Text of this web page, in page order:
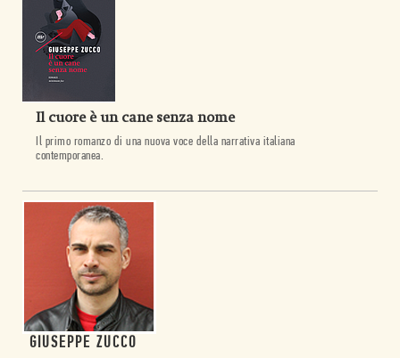
Il cuore è un cane senza nome
Il primo romanzo di una nuova voce della narrativa italiana
contemporanea.
GIUSEPPE ZUCCO